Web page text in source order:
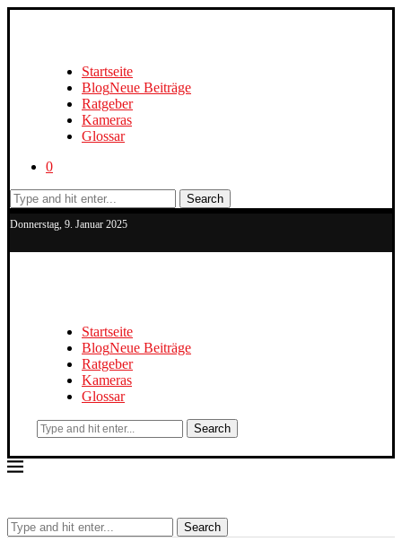
Startseite
BlogNeue Beiträge
Ratgeber
Kameras
Glossar
0
Search
Donnerstag, 9. Januar 2025
Startseite
BlogNeue Beiträge
Ratgeber
Kameras
Glossar
Search
Search